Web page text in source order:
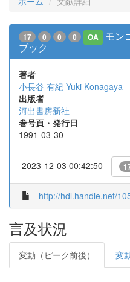
17 0 0 0 OA
モン
ブック
著者
小長谷 有紀 Yuki Konagaya
出版者
河出書房新社
巻号頁・発行日
1991-03-30
2023-12-03 00:42:50
http://hdl.handle.net/
言及状況
変動（ピーク前後） 変